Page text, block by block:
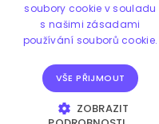
ukládatDai
Dai naKriptomatu
soubory cookie v souladu
s našimi zásadami
používání souborů cookie.
VŠE PŘIJMOUT
ZOBRAZIT